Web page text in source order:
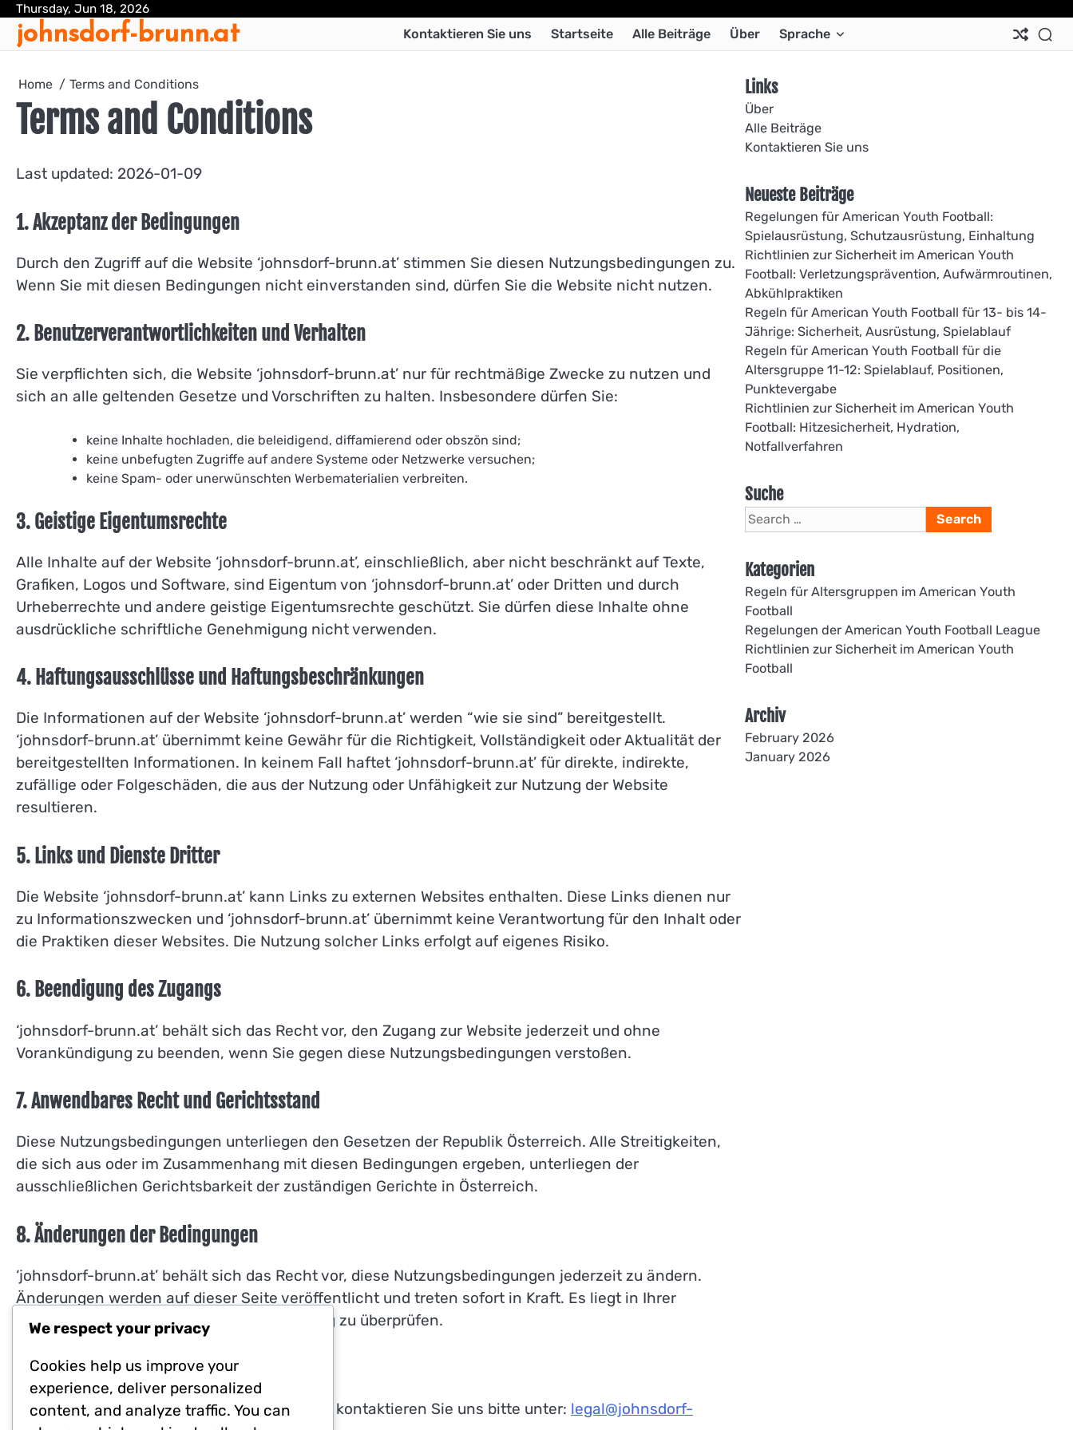
Skip
content
Thursday, Jun 18, 2026
johnsdorf-brunn.at Kontaktieren Sie uns Startseite Alle Beiträge Über Sprache
Home Terms and Conditions
Terms and Conditions
Last updated: 2026-01-09
1. Akzeptanz der Bedingungen
Durch den Zugriff auf die Website ‘johnsdorf-brunn.at’ stimmen Sie diesen Nutzungsbedingungen zu.
Wenn Sie mit diesen Bedingungen nicht einverstanden sind, dürfen Sie die Website nicht nutzen.
2. Benutzerverantwortlichkeiten und Verhalten
Sie verpflichten sich, die Website ‘johnsdorf-brunn.at’ nur für rechtmäßige Zwecke zu nutzen und
sich an alle geltenden Gesetze und Vorschriften zu halten. Insbesondere dürfen Sie:
keine Inhalte hochladen, die beleidigend, diffamierend oder obszön sind;
keine unbefugten Zugriffe auf andere Systeme oder Netzwerke versuchen;
keine Spam- oder unerwünschten Werbematerialien verbreiten.
3. Geistige Eigentumsrechte
Alle Inhalte auf der Website ‘johnsdorf-brunn.at’, einschließlich, aber nicht beschränkt auf Texte,
Grafiken, Logos und Software, sind Eigentum von ‘johnsdorf-brunn.at’ oder Dritten und durch
Urheberrechte und andere geistige Eigentumsrechte geschützt. Sie dürfen diese Inhalte ohne
ausdrückliche schriftliche Genehmigung nicht verwenden.
4. Haftungsausschlüsse und Haftungsbeschränkungen
Die Informationen auf der Website ‘johnsdorf-brunn.at’ werden “wie sie sind” bereitgestellt.
‘johnsdorf-brunn.at’ übernimmt keine Gewähr für die Richtigkeit, Vollständigkeit oder Aktualität der
bereitgestellten Informationen. In keinem Fall haftet ‘johnsdorf-brunn.at’ für direkte, indirekte,
zufällige oder Folgeschäden, die aus der Nutzung oder Unfähigkeit zur Nutzung der Website
resultieren.
5. Links und Dienste Dritter
Die Website ‘johnsdorf-brunn.at’ kann Links zu externen Websites enthalten. Diese Links dienen nur
zu Informationszwecken und ‘johnsdorf-brunn.at’ übernimmt keine Verantwortung für den Inhalt oder
die Praktiken dieser Websites. Die Nutzung solcher Links erfolgt auf eigenes Risiko.
6. Beendigung des Zugangs
‘johnsdorf-brunn.at’ behält sich das Recht vor, den Zugang zur Website jederzeit und ohne
Vorankündigung zu beenden, wenn Sie gegen diese Nutzungsbedingungen verstoßen.
7. Anwendbares Recht und Gerichtsstand
Diese Nutzungsbedingungen unterliegen den Gesetzen der Republik Österreich. Alle Streitigkeiten,
die sich aus oder im Zusammenhang mit diesen Bedingungen ergeben, unterliegen der
ausschließlichen Gerichtsbarkeit der zuständigen Gerichte in Österreich.
8. Änderungen der Bedingungen
‘johnsdorf-brunn.at’ behält sich das Recht vor, diese Nutzungsbedingungen jederzeit zu ändern.
Änderungen werden auf dieser Seite veröffentlicht und treten sofort in Kraft. Es liegt in Ihrer
Verantwortung, die Bedingungen regelmäßig zu überprüfen.
9. Kontaktinformationen
Bei Fragen zu diesen Nutzungsbedingungen kontaktieren Sie uns bitte unter: legal@johnsdorf-
Links
Über
Alle Beiträge
Kontaktieren Sie uns
Neueste Beiträge
Regelungen für American Youth Football:
Spielausrüstung, Schutzausrüstung, Einhaltung
Richtlinien zur Sicherheit im American Youth
Football: Verletzungsprävention, Aufwärmroutinen,
Abkühlpraktiken
Regeln für American Youth Football für 13- bis 14-
Jährige: Sicherheit, Ausrüstung, Spielablauf
Regeln für American Youth Football für die
Altersgruppe 11-12: Spielablauf, Positionen,
Punktevergabe
Richtlinien zur Sicherheit im American Youth
Football: Hitzesicherheit, Hydration,
Notfallverfahren
Suche
Search
for:
Kategorien
Regeln für Altersgruppen im American Youth
Football
Regelungen der American Youth Football League
Richtlinien zur Sicherheit im American Youth
Football
Archiv
February 2026
January 2026
We respect your privacy
Cookies help us improve your
experience, deliver personalized
content, and analyze traffic. You can